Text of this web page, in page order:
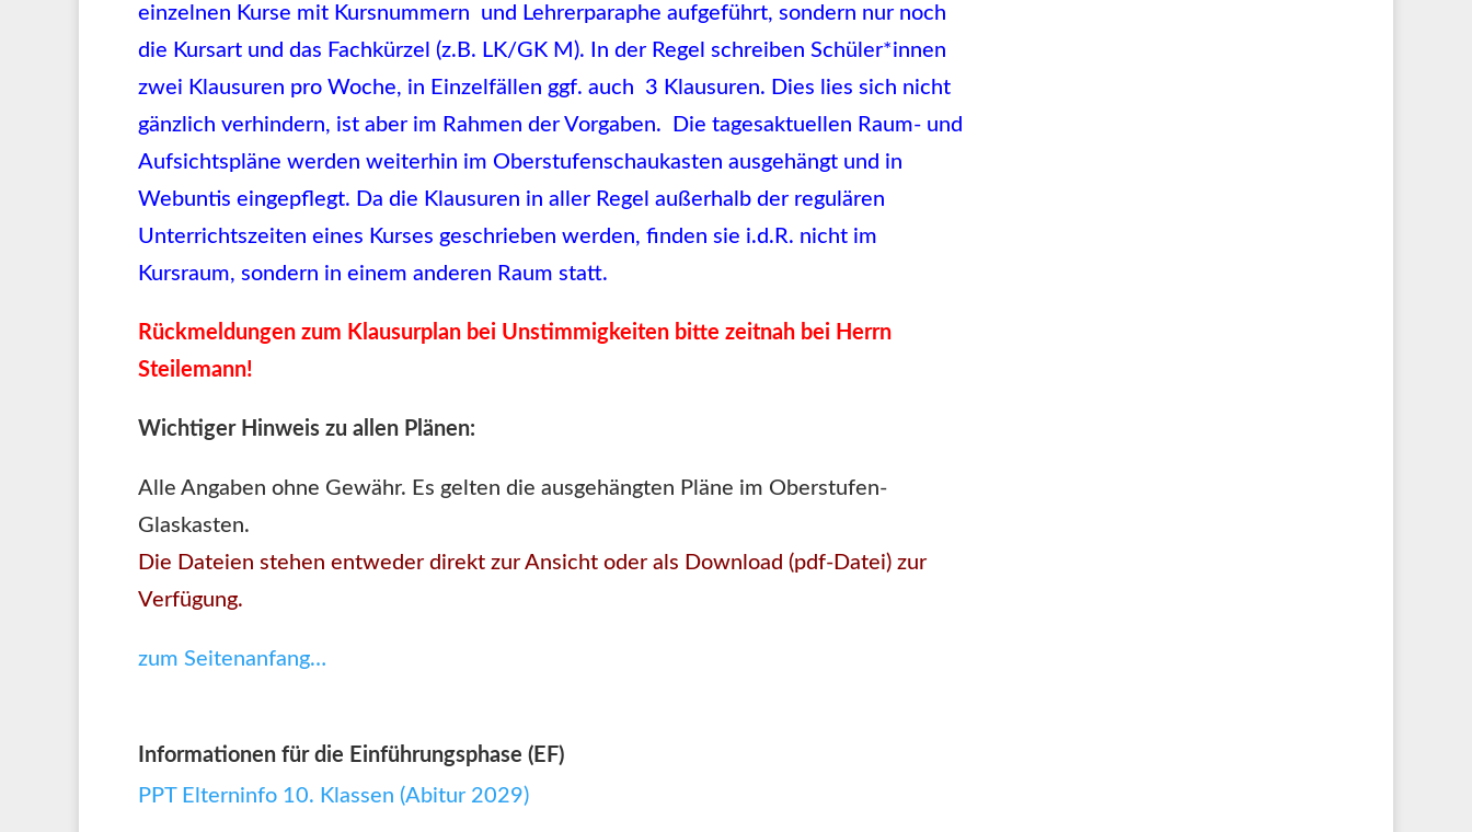
einzelnen Kurse mit Kursnummern und Lehrerparaphe aufgeführt, sondern nur noch
die Kursart und das Fachkürzel (z.B. LK/GK M). In der Regel schreiben Schüler*innen
zwei Klausuren pro Woche, in Einzelfällen ggf. auch 3 Klausuren. Dies lies sich nicht
gänzlich verhindern, ist aber im Rahmen der Vorgaben. Die tagesaktuellen Raum- und
Aufsichtspläne werden weiterhin im Oberstufenschaukasten ausgehängt und in
Webuntis eingepflegt. Da die Klausuren in aller Regel außerhalb der regulären
Unterrichtszeiten eines Kurses geschrieben werden, finden sie i.d.R. nicht im
Kursraum, sondern in einem anderen Raum statt.
Rückmeldungen zum Klausurplan bei Unstimmigkeiten bitte zeitnah bei Herrn
Steilemann!
Wichtiger Hinweis zu allen Plänen:
Alle Angaben ohne Gewähr. Es gelten die ausgehängten Pläne im Oberstufen-
Glaskasten.
Die Dateien stehen entweder direkt zur Ansicht oder als Download (pdf-Datei) zur
Verfügung.
zum Seitenanfang…
Informationen für die Einführungsphase (EF)
PPT Elterninfo 10. Klassen (Abitur 2029)